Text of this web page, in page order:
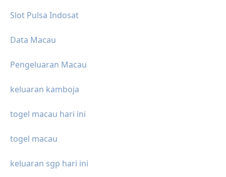
Slot Pulsa Indosat
Data Macau
Pengeluaran Macau
keluaran kamboja
togel macau hari ini
togel macau
keluaran sgp hari ini